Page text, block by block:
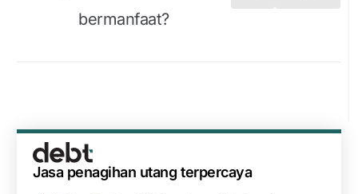
bermanfaat?
Jasa penagihan utang terpercaya